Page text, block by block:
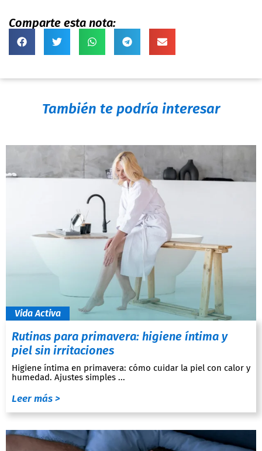
Comparte esta nota:
También te podría interesar
Vida Activa
Rutinas para primavera: higiene íntima y
piel sin irritaciones
Higiene íntima en primavera: cómo cuidar la piel con calor y
humedad. Ajustes simples ...
Leer más >